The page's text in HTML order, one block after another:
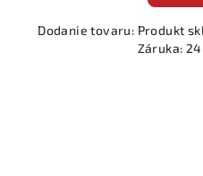
Dodanie tovaru: Produkt
Záruka: